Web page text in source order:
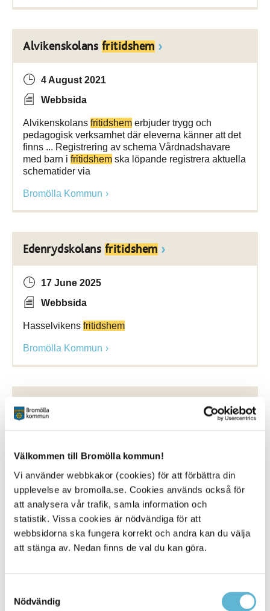
Välkommen till Bromölla kommun!
Vi använder webbkakor (cookies) för att förbättra din
upplevelse av bromolla.se. Cookies används också för
att analysera vår trafik, samla information och
statistik. Vissa cookies är nödvändiga för att
webbsidorna ska fungera korrekt och andra kan du välja
att stänga av. Nedan finns de val du kan göra.
Nödvändig
Alvikenskolans fritidshem
4 August 2021
Webbsida
Alvikenskolans fritidshem erbjuder trygg och
pedagogisk verksamhet där eleverna känner att det
finns ... Registrering av schema Vårdnadshavare
med barn i fritidshem ska löpande registrera aktuella
schematider via
Bromölla Kommun
Edenrydskolans fritidshem
17 June 2025
Webbsida
Hasselvikens fritidshem
Bromölla Kommun
Alvikenskolans
Webbsida
Alvikenskolansfritidshemerbjuder trygg och
pedagogisk verksamhet där eleverna känner att det
finns ... Registrering av schema Vårdnadshavare
med barn ifritidshem ska löpande registrera aktuella
schematider via
Bromölla Kommun
Gualövskolans